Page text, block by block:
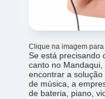
Clique na imagem
Se está precisando
canto no
encontrar a
de música, a
de bateria, piano,